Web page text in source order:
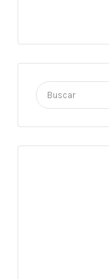
Buscar
por: